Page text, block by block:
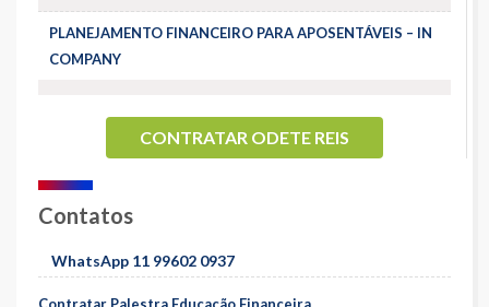
PLANEJAMENTO FINANCEIRO PARA APOSENTÁVEIS – IN
COMPANY
CONTRATAR ODETE REIS
Contatos
WhatsApp 11 99602 0937